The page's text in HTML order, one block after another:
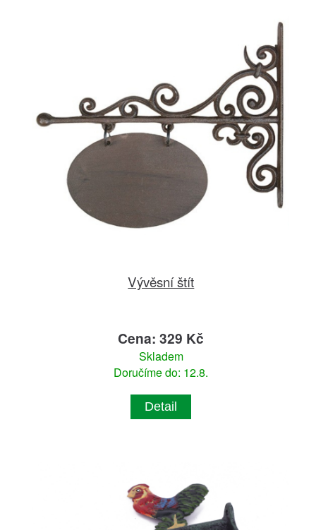
Vývěsní štít
Cena: 329 Kč
Skladem
Doručíme do: 12.8.
Detail